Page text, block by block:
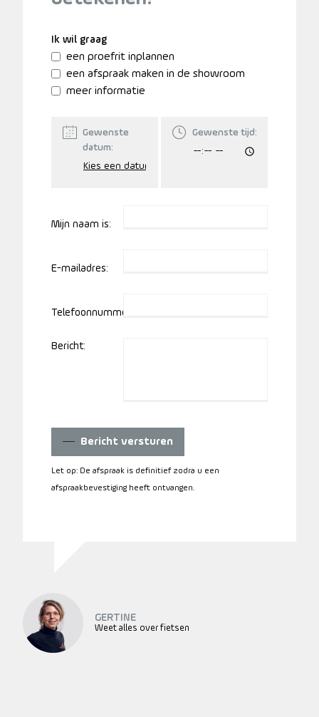
Ik wil graag
een proefrit inplannen
een afspraak maken in de showroom
meer informatie
Gewenste
datum:
Gewenste tijd:
Mijn naam is:
E-mailadres:
Telefoonnummer:
Bericht:
Bericht versturen
Let op: De afspraak is definitief zodra u een
afspraakbevestiging heeft ontvangen.
GERTINE
Weet alles over fietsen